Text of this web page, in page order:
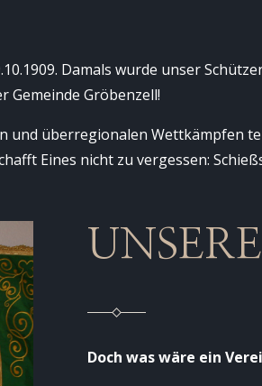
Damals wurde unser
Gemeinde Gröbenzell!
und überregionalen Wettkämpfen
Eines nicht zu vergessen:
Doch was wäre ein